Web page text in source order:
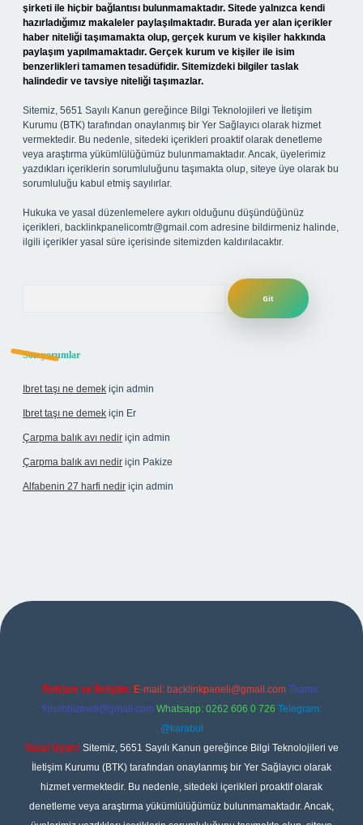
şirketi ile hiçbir bağlantısı bulunmamaktadır. Sitede yalnızca kendi
hazırladığımız makaleler paylaşılmaktadır. Burada yer alan içerikler
haber niteliği taşımamakta olup, gerçek kurum ve kişiler hakkında
paylaşım yapılmamaktadır. Gerçek kurum ve kişiler ile isim
benzerlikleri tamamen tesadüfidir. Sitemizdeki bilgiler taslak
halindedir ve tavsiye niteliği taşımazlar.
Sitemiz, 5651 Sayılı Kanun gereğince Bilgi Teknolojileri ve İletişim
Kurumu (BTK) tarafından onaylanmış bir Yer Sağlayıcı olarak hizmet
vermektedir. Bu nedenle, sitedeki içerikleri proaktif olarak denetleme
veya araştırma yükümlülüğümüz bulunmamaktadır. Ancak, üyelerimiz
yazdıkları içeriklerin sorumluluğunu taşımakta olup, siteye üye olarak bu
sorumluluğu kabul etmiş sayılırlar.
Hukuka ve yasal düzenlemelere aykırı olduğunu düşündüğünüz
içerikleri, backlinkpanelicomtr@gmail.com adresine bildirmeniz halinde,
ilgili içerikler yasal süre içerisinde sitemizden kaldırılacaktır.
Son yorumlar
Ibret taşı ne demek için admin
Ibret taşı ne demek için Er
Çarpma balık avı nedir için admin
Çarpma balık avı nedir için Pakize
Alfabenin 27 harfi nedir için admin
Reklam ve İletişim: E-mail: backlinkpaneli@gmail.com Teams:
forumhizmeti@gmail.com Whatsapp: 0262 606 0 726 Telegram:
@karabul
Yasal Uyarı: Sitemiz, 5651 Sayılı Kanun gereğince Bilgi Teknolojileri ve
İletişim Kurumu (BTK) tarafından onaylanmış bir Yer Sağlayıcı olarak
hizmet vermektedir. Bu nedenle, sitedeki içerikleri proaktif olarak
denetleme veya araştırma yükümlülüğümüz bulunmamaktadır. Ancak,